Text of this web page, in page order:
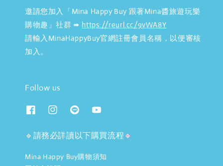
邀請您加入「Mina Happy Buy 跟著Mina醬旅遊玩樂
購物趣」社群 ➠ https://reurl.cc/9vWA8Y
請輸入MinaHappyBuy官網註冊會員名稱，以便審核
加入。
Follow us
🔹請務必詳讀以下購買流程🔹
Mina Happy Buy購物須知